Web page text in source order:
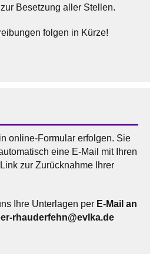
Besetzung aller Stellen.
folgen in Kürze!
online-Formular erfolgen. Sie
eine E-Mail mit Ihren
zur Zurücknahme Ihrer
Ihre Unterlagen per E-Mail an
rhauderfehn@evlka.de